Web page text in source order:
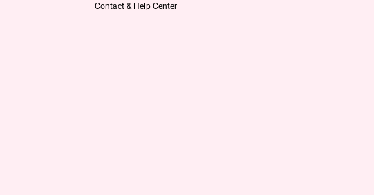
Contact & Help Center